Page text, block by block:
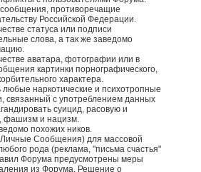
противоречащие
Российской Федерации.
статуса или подписи
слова, а так же заведомо
аватара, фотографии или в
картинки порнографического,
характера.
наркотические и психотропные
связанный с употреблением данных
суицид, расовую и
фашизм и нацизм.
похожих ников.
Сообщения) для массовой
рода (реклама, "письма счастья"
Форума предусмотрены меры
из Форума. Решение о